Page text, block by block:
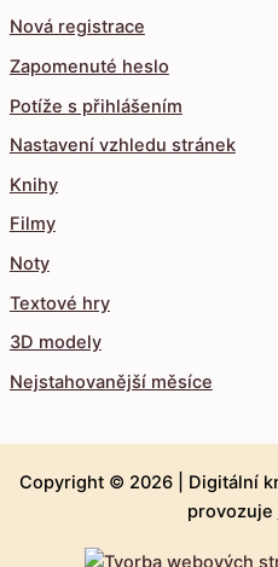
Nová registrace
Zapomenuté heslo
Potíže s přihlášením
Nastavení vzhledu stránek
Knihy
Filmy
Noty
Textové hry
3D modely
Nejstahovanější měsíce
Copyright © 2026 | Digitální
provozuje